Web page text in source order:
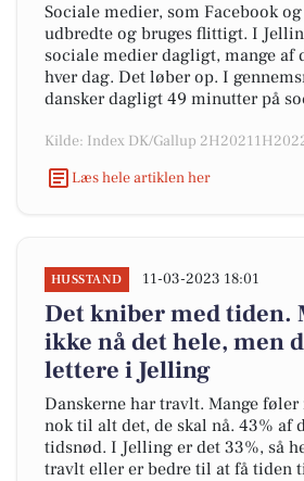
Sociale medier, som Facebook
udbredte og bruges flittigt. I
sociale medier dagligt, mange af
hver dag. Det løber op. I
dansker dagligt 49 minutter på
Kilde: Index DK/Gallup
Læs hele artiklen her
HUSSTAND 11-03-2023 18:01
Det kniber med tiden.
ikke nå det hele, men
lettere i Jelling
Danskerne har travlt. Mange
nok til alt det, de skal nå. 43% af
tidsnød. I Jelling er det 33%, så
travlt eller er bedre til at få tiden